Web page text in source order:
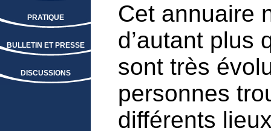
PRATIQUE
BULLETIN ET PRESSE
DISCUSSIONS
Cet annuaire
d’autant plus
sont très
personnes
différents